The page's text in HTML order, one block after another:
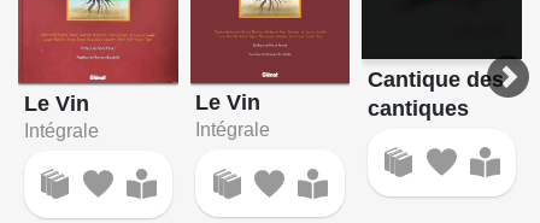
Le Vin
Intégrale
Le Vin
Intégrale
Cantique des
cantiques